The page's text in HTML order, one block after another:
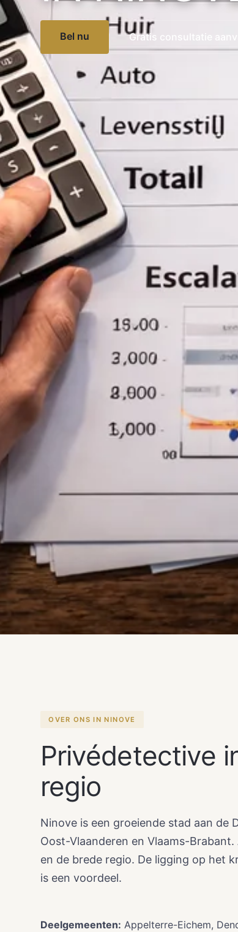
Bel nu Gratis consultatie
OVER ONS IN NINOVE
Privédetective
regio
Ninove is een groeiende stad aan de
Oost-Vlaanderen en Vlaams-
en de brede regio. De ligging op het
is een voordeel.
Deelgemeenten: Appelterre-Eichem,